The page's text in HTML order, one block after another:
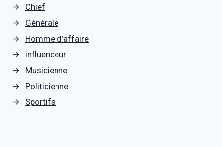
Chief
Générale
Homme d’affaire
influenceur
Musicienne
Politicienne
Sportifs